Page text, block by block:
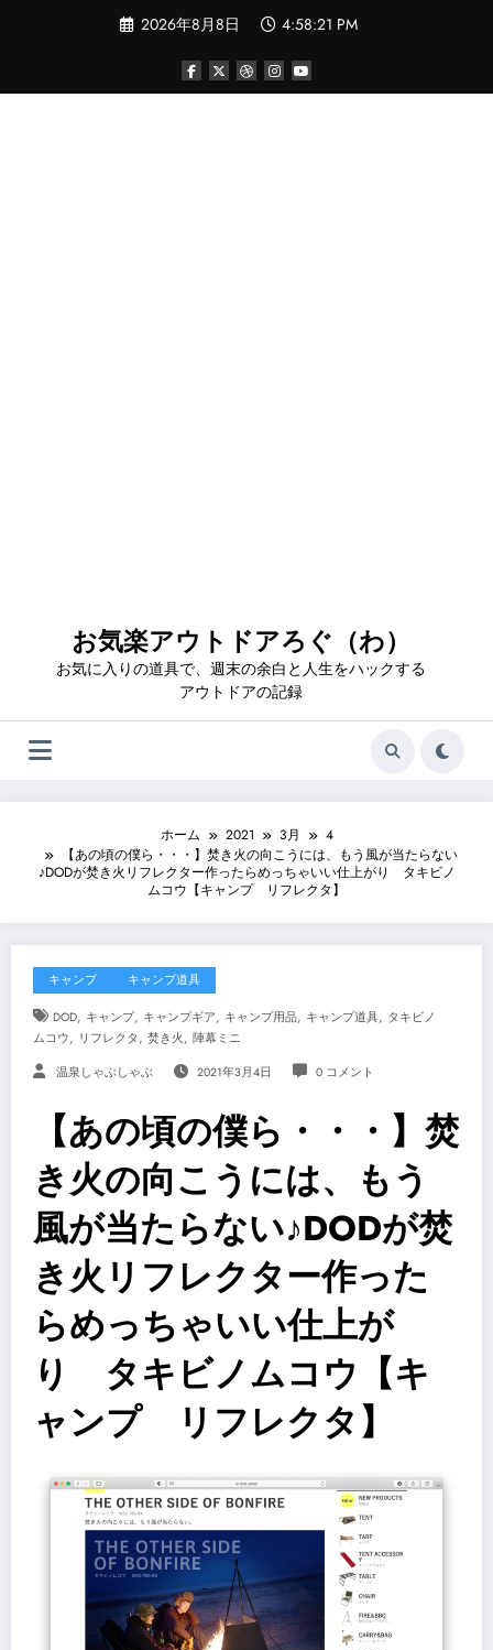
ツ
2026年8月8日 4:58:22 PM
お気楽アウトドアろぐ（わ）
お気に入りの道具で、週末の余白と人生をハックする
アウトドアの記録
ホーム 2021 3月
4
【あの頃の僕ら・・・】焚き火の向こうには、もう風が当たらない
♪DODが焚き火リフレクター作ったらめっちゃいい仕上がり タキビノ
ムコウ【キャンプ リフレクタ】
キャンプ キャンプ道具
DOD, キャンプ, キャンプギア, キャンプ用品, キャンプ道具, タキビノ
ムコウ, リフレクタ , 焚き火, 陣幕ミニ
温泉しゃぶしゃぶ 2021年3月4日 0 コメント
【あの頃の僕ら・・・】焚
き火の向こうには、もう
風が当たらない♪DODが焚
き火リフレクター作った
らめっちゃいい仕上が
り タキビノムコウ【キ
ャンプ リフレクタ】